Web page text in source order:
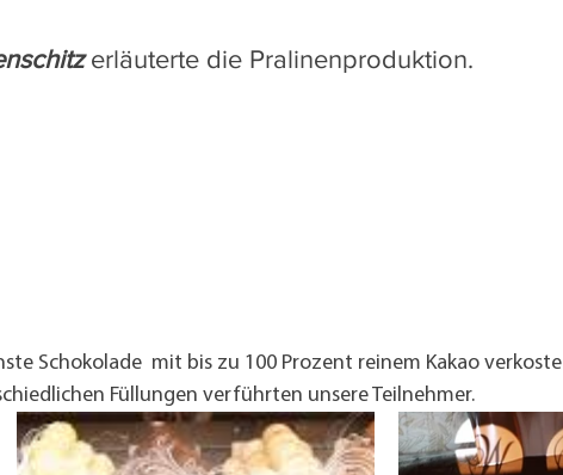
erläuterte die Pralinenproduktion.
Schokolade  mit bis zu 100 Prozent reinem Kakao verkoste
Füllungen verführten unsere Teilnehmer.